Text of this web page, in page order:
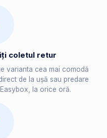
coletul retur
varianta cea mai comodă
de la ușă sau predare
la orice oră.